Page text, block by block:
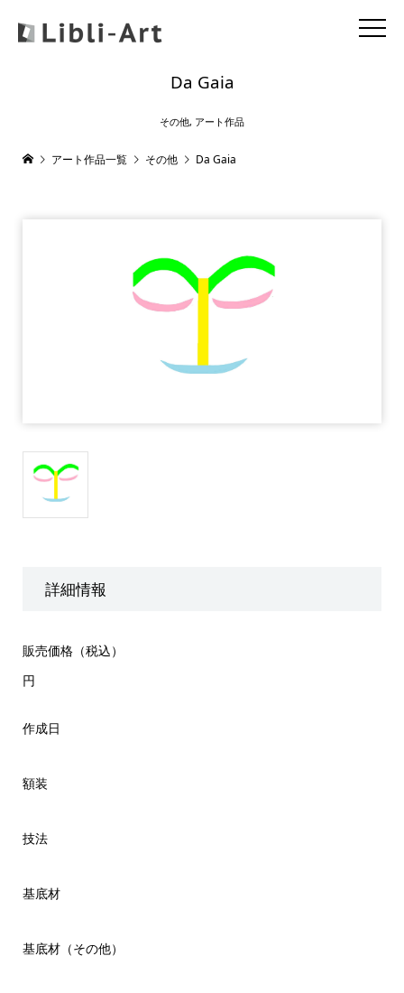
Da Gaia
その他, アート作品
アート作品一覧 その他 Da Gaia
詳細情報
販売価格（税込）
円
作成日
額装
技法
基底材
基底材（その他）